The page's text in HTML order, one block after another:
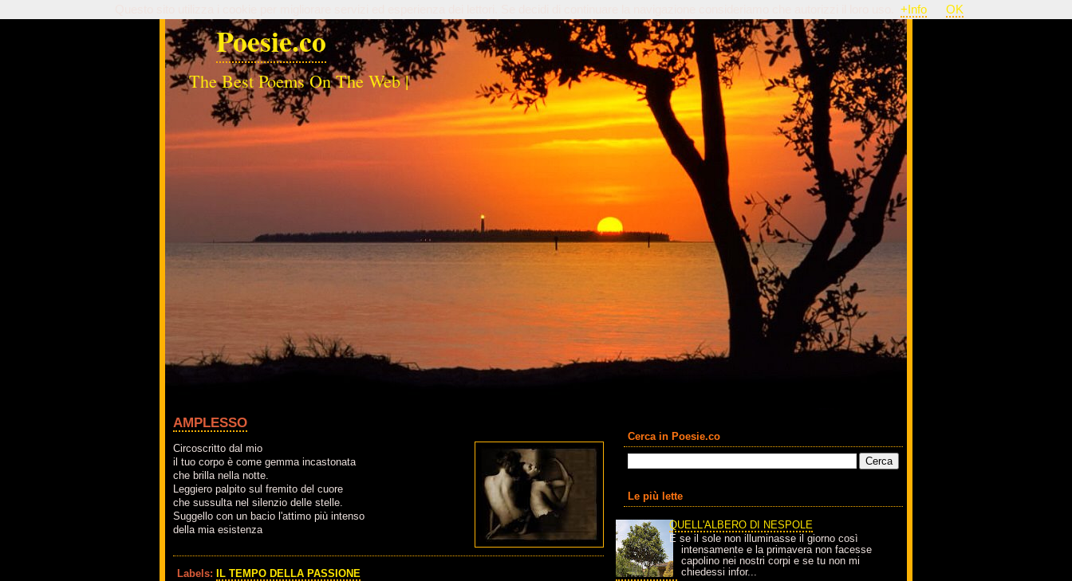
Poesie.co
The Best Poems On The Web |
AMPLESSO
Circoscritto dal mio
il tuo corpo è come gemma incastonata
che brilla nella notte.
Leggiero palpito sul fremito del cuore
che sussulta nel silenzio delle stelle.
Suggello con un bacio l'attimo più intenso
della mia esistenza
Labels: IL TEMPO DELLA PASSIONE
Cerca in Poesie.co
Le più lette
QUELL'ALBERO DI NESPOLE
E se il sole non illuminasse il giorno così
intensamente e la primavera non facesse
capolino nei nostri corpi e se tu non mi
chiedessi infor...
+Info OK